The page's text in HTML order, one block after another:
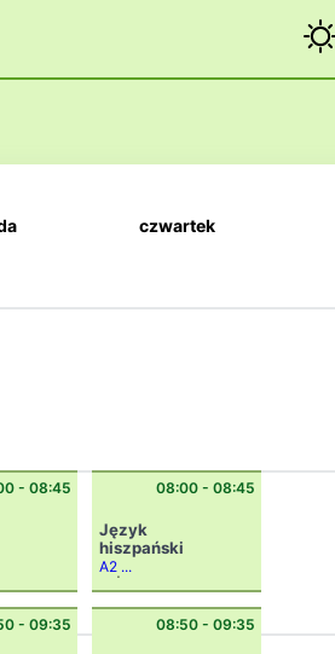
- 08:45
- 09:35
czwartek
08:00 - 08:45
Język
hiszpański
A2 ...
08:50 - 09:35